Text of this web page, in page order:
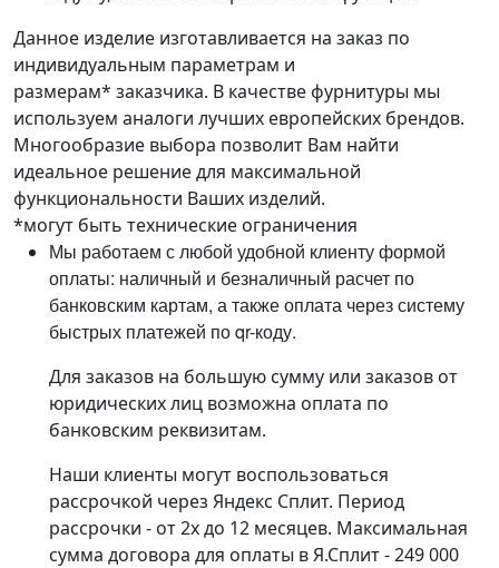
Данное изделие изготавливается на заказ по
индивидуальным параметрам и
размерам* заказчика. В качестве фурнитуры мы
используем аналоги лучших европейских брендов.
Многообразие выбора позволит Вам найти
идеальное решение для максимальной
функциональности Ваших изделий.
*могут быть технические ограничения
Мы работаем с любой удобной клиенту формой
оплаты: наличный и безналичный расчет по
банковским картам, а также оплата через систему
быстрых платежей по qr-коду.
Для заказов на большую сумму или заказов от
юридических лиц возможна оплата по
банковским реквизитам.
Наши клиенты могут воспользоваться
рассрочкой через Яндекс Сплит. Период
рассрочки - от 2х до 12 месяцев. Максимальная
сумма договора для оплаты в Я.Сплит - 249 000